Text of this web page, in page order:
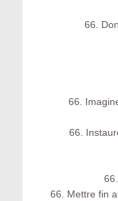
66.
66.
66.
66. Mettre fin